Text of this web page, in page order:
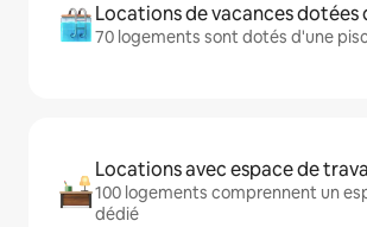
Locations de vacances dotées
70 logements sont dotés d'une
Locations avec espace de
100 logements comprennent un
dédié